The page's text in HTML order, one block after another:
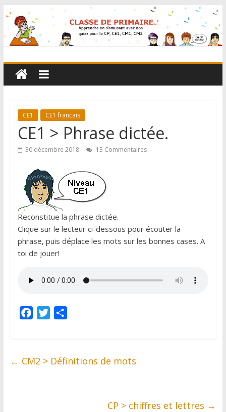
CE1 CE1 francais
CE1 > Phrase dictée.
30 décembre 2018 13 Commentaires
Reconstitue la phrase dictée.
Clique sur le lecteur ci-dessous pour écouter la
phrase, puis déplace les mots sur les bonnes cases. A
toi de jouer!
b
t
a
← CM2 > Définitions de mots
CP > chiffres et lettres →